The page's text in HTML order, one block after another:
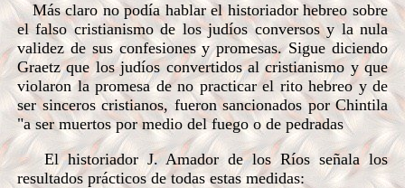
Más claro no podía hablar el historiador hebreo sobre
el falso cristianismo de los judíos conversos y la nula
validez de sus confesiones y promesas. Sigue diciendo
Graetz que los judíos convertidos al cristianismo y que
violaron la promesa de no practicar el rito hebreo y de
ser sinceros cristianos, fueron sancionados por Chintila
"a ser muertos por medio del fuego o de pedradas
El historiador J. Amador de los Ríos señala los
resultados prácticos de todas estas medidas: